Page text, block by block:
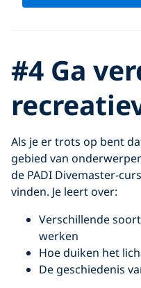
#4 Ga
Als je er trots op bent
gebied van
de PADI Divemaster-
vinden. Je leert over:
Verschillende
werken
Hoe duiken het
De geschiedenis